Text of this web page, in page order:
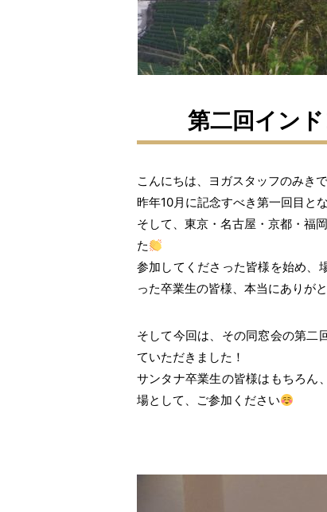
第二回イン
こんにちは、ヨガスタッフのみき
昨年10月に記念すべき第一回目と
そして、東京・名古屋・京都・福
た
参加してくださった皆様を始め、
った卒業生の皆様、本当にありが
そして今回は、その同窓会の第二
ていただきました！
サンタナ卒業生の皆様はもちろん
場として、ご参加ください